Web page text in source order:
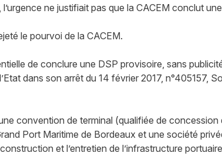
l’urgence ne justifiait pas que la CACEM conclut
le pourvoi de la CACEM.
de conclure une DSP provisoire, sans
dans son arrêt du 14 février 2017, n°405157,
convention de terminal (qualifiée de
Port Maritime de Bordeaux et une société
et l’entretien de l’infrastructure